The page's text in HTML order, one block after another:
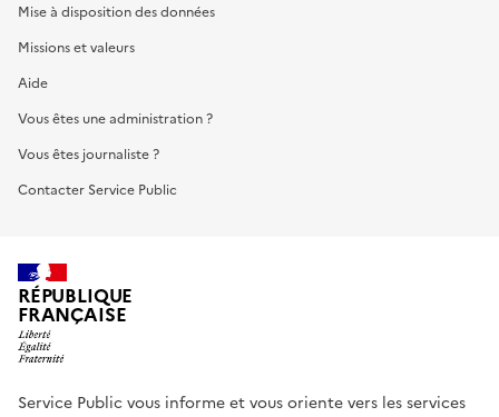
Mise à disposition des données
Missions et valeurs
Aide
Vous êtes une administration ?
Vous êtes journaliste ?
Contacter Service Public
RÉPUBLIQUE
FRANÇAISE
Service Public vous informe et vous oriente vers les services